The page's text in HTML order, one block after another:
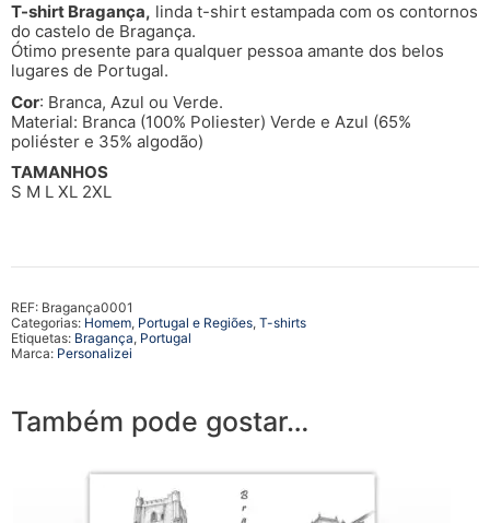
T-shirt Bragança, linda t-shirt estampada com os contornos
do castelo de Bragança.
Ótimo presente para qualquer pessoa amante dos belos
lugares de Portugal.
Cor: Branca, Azul ou Verde.
Material: Branca (100% Poliester) Verde e Azul (65%
poliéster e 35% algodão)
TAMANHOS
S M L XL 2XL
REF: Bragança0001
Categorias: Homem, Portugal e Regiões, T-shirts
Etiquetas: Bragança, Portugal
Marca: Personalizei
Também pode gostar…